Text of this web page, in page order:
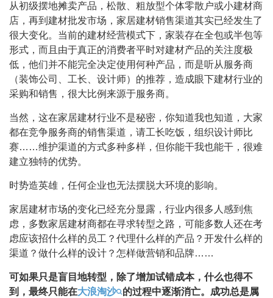
从初级摆地摊卖产品，松散、粗放型个体零散户或小建材商
店，再到建材批发市场，家居建材销售渠道其实已经发生了
很大变化。当前的建材经营模式下，家装存在全包或半包等
形式，而且由于真正的消费者平时对建材产品的关注度极
低，他们并不能完全决定使用何种产品，而是听从服务商
（装饰公司、工长、设计师）的推荐，造成眼下建材行业的
采购和销售，很大比例来源于服务商。
当然，这在家居建材行业不是秘密，你知道我也知道，大家
都在竞争服务商的销售渠道，请工长吃饭，组织设计师比
赛……维护渠道的方式多种多样，但你能干我也能干，很难
建立独特的优势。
时势造英雄，任何企业也无法摆脱大环境的影响。
家居建材市场的变化已经充分显露，行业内很多人感到焦
虑，多数家居建材商都在寻求转型之路，可能多数人还在考
虑应该招什么样的员工？代理什么样的产品？开发什么样的
渠道？做什么样的设计？怎样做营销和品牌……
可如果只是盲目地转型，除了增加试错成本，什么也得不
到，最终只能在大浪淘沙 的过程中逐渐消亡。成功总是属